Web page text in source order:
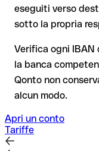
importi elevati.
esclusivamente da
consente di
controllo non blocca il
Consiglio: verifica
per importi elevati o
eseguiti verso
sotto la propria
Verifica ogni
la banca
Qonto non
alcun modo.
Apri un conto
Tariffe